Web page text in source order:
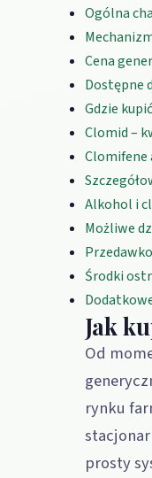
Ogólna
Cena
Dostępne
Gdzie
Clomid –
Clomifene
Alkohol i
Możliwe
Środki
Jak
Od
rynku
prosty